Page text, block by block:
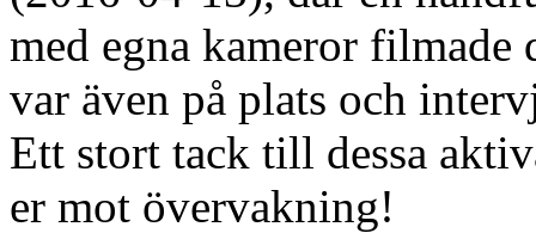
med egna kameror filmade
var även på plats och
Ett stort tack till dessa
er mot övervakning!